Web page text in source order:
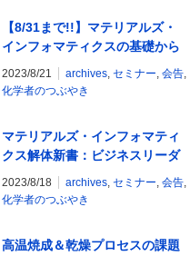
【8/31まで!!】マテリアルズ・
インフォマティクスの基礎から
実践技術まで学ぶワンストップ
セミナー｜期間限定アーカイブ
2023/8/21 archives, セミナー, 会告,
化学者のつぶやき
マテリアルズ・インフォマティ
クス解体新書：ビジネスリーダ
ーのためのガイド
2023/8/18 archives, セミナー, 会告,
化学者のつぶやき
高温焼成＆乾燥プロセスの課題